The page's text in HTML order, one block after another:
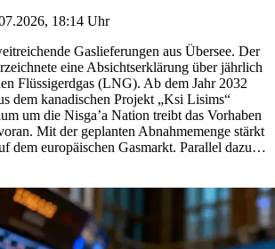
18:14 Uhr
Gaslieferungen aus Übersee. Der
eine Absichtserklärung über jährlich
Flüssigerdgas (LNG). Ab dem Jahr 2032
dem kanadischen Projekt „Ksi Lisims“
um die Nisga’a Nation treibt das Vorhaben
Mit der geplanten Abnahmemenge stärkt
dem europäischen Gasmarkt. Parallel dazu…